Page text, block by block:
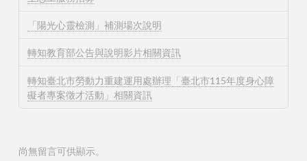
「陽光心靈檢測」補測場次說明
轉知教育部公告與說明影片相關資訊
轉知臺北市勞動力重建運用處辦理「臺北市115年度身心障
礙者專案徵才活動」相關資訊
尚無留言可供顯示。